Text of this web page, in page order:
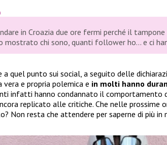
in Croazia due ore fermi perché il tampone
mostrato chi sono, quanti follower ho… e ci
quel punto sui social, a seguito delle
vera e propria polemica e in molti hanno
infatti hanno condannato il comportamento
replicato alle critiche. Che nelle prossime
Non resta che attendere per saperne di più in